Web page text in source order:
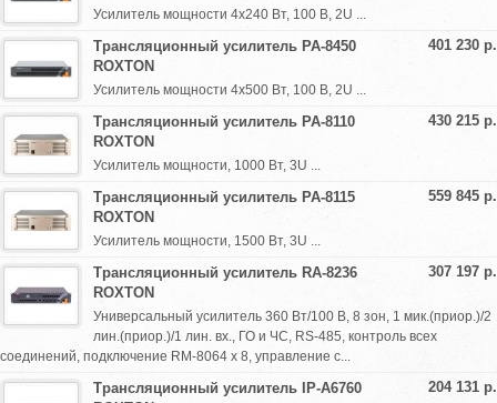
Усилитель мощности 4х240 Вт, 100 В, 2U ...
401 230 р.
Трансляционный усилитель PA-8450
ROXTON
Усилитель мощности 4х500 Вт, 100 В, 2U ...
430 215 р.
Трансляционный усилитель PA-8110
ROXTON
Усилитель мощности, 1000 Вт, 3U ...
559 845 р.
Трансляционный усилитель PA-8115
ROXTON
Усилитель мощности, 1500 Вт, 3U ...
307 197 р.
Трансляционный усилитель RA-8236
ROXTON
Универсальный усилитель 360 Вт/100 В, 8 зон, 1 мик.(приор.)/2
лин.(приор.)/1 лин. вх., ГО и ЧС, RS-485, контроль всех
соединений, подключение RM-8064 х 8, управление с...
204 131 р.
Трансляционный усилитель IP-A6760